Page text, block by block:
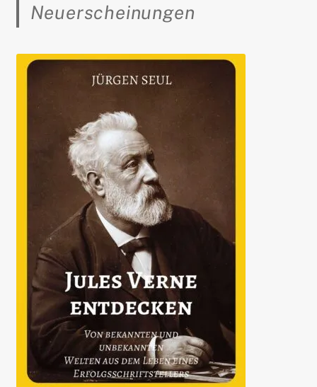
Neuerscheinungen